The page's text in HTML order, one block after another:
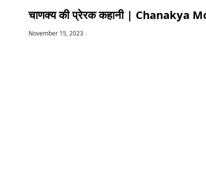
चाणक्य की प्रेरक कहानी |
November 15, 2023